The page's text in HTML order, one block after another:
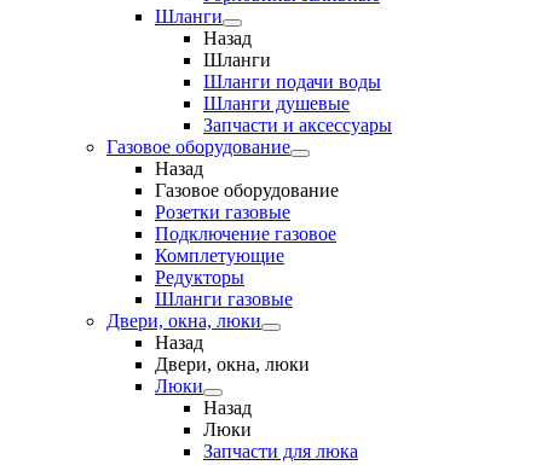
Шланги
Назад
Шланги
Шланги подачи воды
Шланги душевые
Запчасти и аксессуары
Газовое оборудование
Назад
Газовое оборудование
Розетки газовые
Подключение газовое
Комплетующие
Редукторы
Шланги газовые
Двери, окна, люки
Назад
Двери, окна, люки
Люки
Назад
Люки
Запчасти для люка